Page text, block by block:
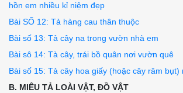
hồn em nhiều kỉ niệm đẹp
Bài SỐ 12: Tả hàng cau thân thuộc
Bài số 13: Tả cây na trong vườn nhà em
Bài sô 14: Tà cây, trái bồ quân nơi vườn quê
Bài số 15: Tả cây hoa giấy (hoặc cây râm bụt)
B. MIÊU TẢ LOÀI VẬT, ĐỒ VẬT